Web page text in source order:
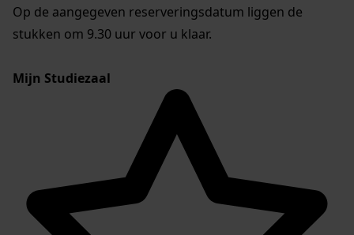
Op de aangegeven reserveringsdatum liggen de
stukken om 9.30 uur voor u klaar.
Mijn Studiezaal